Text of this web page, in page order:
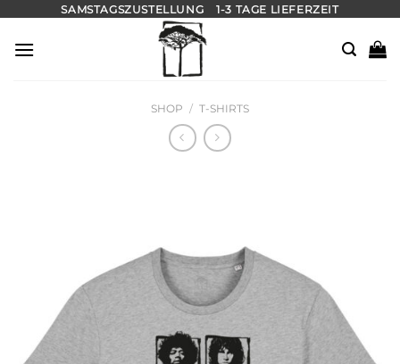
springen
SAMSTAGSZUSTELLUNG 1-3 TAGE LIEFERZEIT
SHOP / T-SHIRTS